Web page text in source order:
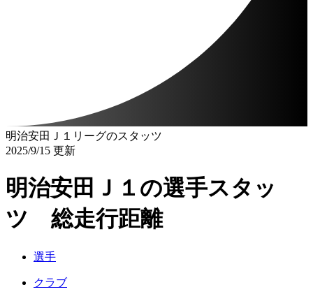
明治安田Ｊ１リーグのスタッツ
2025/9/15 更新
明治安田Ｊ１の選手スタッ
ツ 総走行距離
選手
クラブ